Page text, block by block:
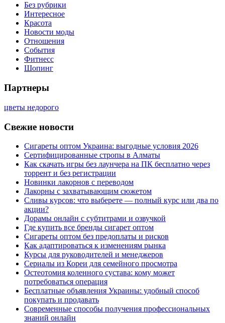
Без рубрики
Интересное
Красота
Новости моды
Отношения
События
Фитнесс
Шопинг
Партнеры
цветы недорого
Свежие новости
Сигареты оптом Украина: выгодные условия 2026
Сертифицированные стропы в Алматы
Как скачать игры без лаунчера на ПК бесплатно через
торрент и без регистрации
Новинки лакорнов с переводом
Лакорны с захватывающим сюжетом
Сливы курсов: что выберете — полный курс или два по
акции?
Дорамы онлайн с субтитрами и озвучкой
Где купить все бренды сигарет оптом
Сигареты оптом без предоплаты и рисков
Как адаптироваться к изменениям рынка
Курсы для руководителей и менеджеров
Сериалы из Кореи для семейного просмотра
Остеотомия коленного сустава: кому может
потребоваться операция
Бесплатные объявления Украины: удобный способ
покупать и продавать
Современные способы получения профессиональных
знаний онлайн